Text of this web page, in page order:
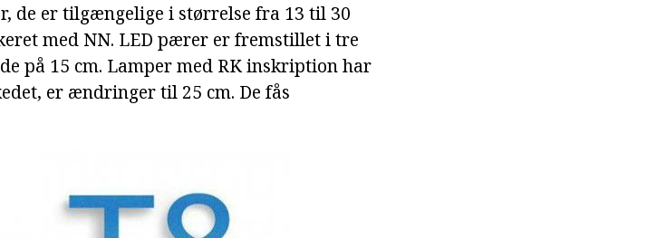
de er tilgængelige i størrelse fra 13 til 30
med NN. LED pærer er fremstillet i tre
på 15 cm. Lamper med RK inskription har
er ændringer til 25 cm. De fås